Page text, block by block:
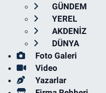
GÜNDEM
YEREL
AKDENİZ
DÜNYA
Foto Galeri
Video
Yazarlar